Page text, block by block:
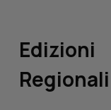
Edizioni
Regionali